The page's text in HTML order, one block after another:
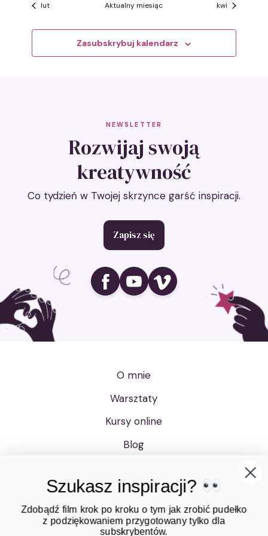
lut Aktualny miesiąc kwi
Zasubskrybuj kalendarz
NEWSLETTER
Rozwijaj swoją
kreatywność
Co tydzień w Twojej skrzynce garść inspiracji.
Zapisz się
Ikona social media
Ikona social media
Ikona social media
O mnie
Warsztaty
Kursy online
Blog
Bony upominkowe
Polityka prywatności
Szukasz inspiracji?
Zdobądź film krok po kroku o tym jak zrobić pudełko
subskrybentów.